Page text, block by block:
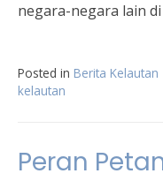
negara-negara lain
Posted in Berita Kelautan
kelautan
Peran